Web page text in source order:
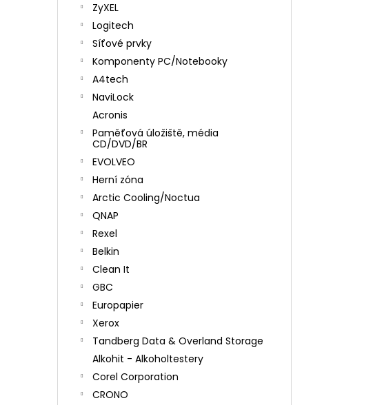
ZyXEL
Logitech
Síťové prvky
Komponenty PC/Notebooky
A4tech
NaviLock
Acronis
Paměťová úložiště, média
CD/DVD/BR
EVOLVEO
Herní zóna
Arctic Cooling/Noctua
QNAP
Rexel
Belkin
Clean It
GBC
Europapier
Xerox
Tandberg Data & Overland Storage
Alkohit - Alkoholtestery
Corel Corporation
CRONO